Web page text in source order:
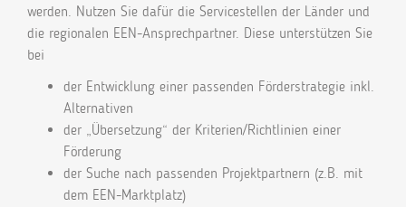
werden. Nutzen Sie dafür die Servicestellen der Länder und
die regionalen EEN-Ansprechpartner. Diese unterstützen Sie
bei
der Entwicklung einer passenden Förderstrategie inkl.
Alternativen
der „Übersetzung“ der Kriterien/Richtlinien einer
Förderung
der Suche nach passenden Projektpartnern (z.B. mit
dem EEN-Marktplatz)